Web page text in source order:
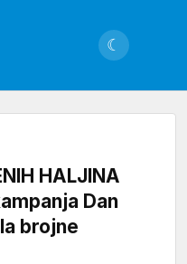
☾
HALJINA
Dan
brojne